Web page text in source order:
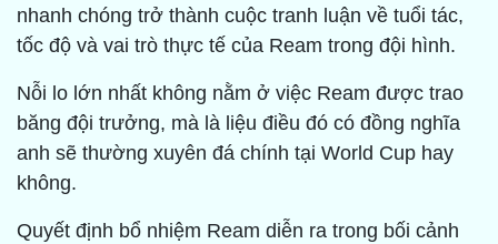
nhanh chóng trở thành cuộc tranh luận về tuổi tác,
tốc độ và vai trò thực tế của Ream trong đội hình.
Nỗi lo lớn nhất không nằm ở việc Ream được trao
băng đội trưởng, mà là liệu điều đó có đồng nghĩa
anh sẽ thường xuyên đá chính tại World Cup hay
không.
Quyết định bổ nhiệm Ream diễn ra trong bối cảnh